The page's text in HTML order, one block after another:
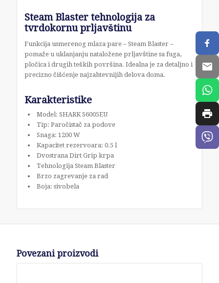
Steam Blaster tehnologija za
tvrdokornu prljavštinu
Funkcija usmerenog mlaza pare – Steam Blaster –
pomaže u uklanjanju nataložene prljavštine sa fuga,
pločica i drugih teških površina. Idealna je za detaljno i
precizno čišćenje najzahtevnijih delova doma.
Karakteristike
Model: SHARK S6005EU
Tip: Paročistač za podove
Snaga: 1200 W
Kapacitet rezervoara: 0.5 l
Dvostrana Dirt Grip krpa
Tehnologija Steam Blaster
Brzo zagrevanje za rad
Boja: sivobela
Povezani proizvodi